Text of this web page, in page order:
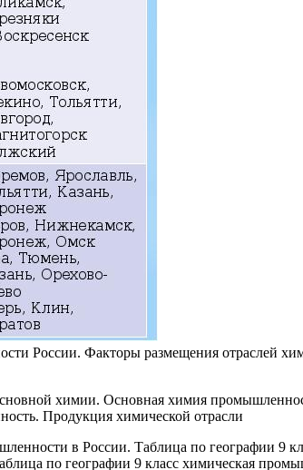
России. Факторы размещения отраслей
Продукция химической отрасли